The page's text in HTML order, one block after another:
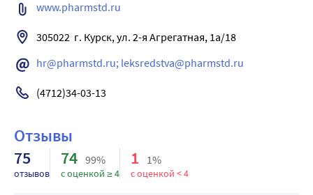
www.pharmstd.ru
305022  г. Курск, ул. 2-я Агрегатная, 1а/18
hr@pharmstd.ru; leksredstva@pharmstd.ru
(4712)34-03-13
Отзывы
75
отзывов
74 99%
с оценкой ≥ 4
1 1%
с оценкой < 4